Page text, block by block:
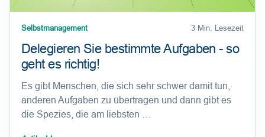
Selbstmanagement 3 Min. Lesezeit
Delegieren Sie bestimmte Aufgaben - so
geht es richtig!
Es gibt Menschen, die sich sehr schwer damit tun,
anderen Aufgaben zu übertragen und dann gibt es
die Spezies, die am liebsten …